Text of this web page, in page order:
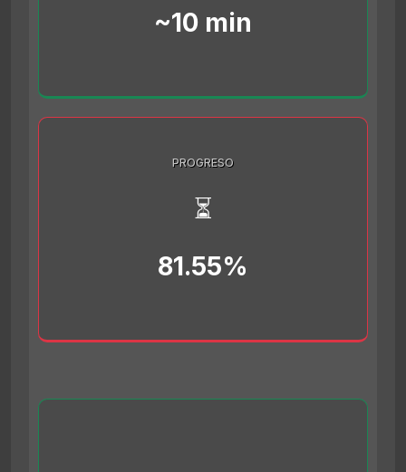
~10 min
PROGRESO
⏳
81.55%